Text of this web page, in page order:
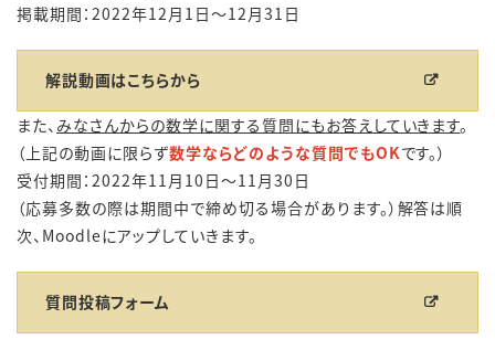
掲載期間：2022年12月1日～12月31日
解説動画はこちらから
また、 みなさんからの数学に関する質問にもお答えしていきます。
（上記の動画に限らず数学ならどのような質問でもOKです。）
受付期間：2022年11月10日～11月30日
（応募多数の際は期間中で締め切る場合があります。）解答は順
次、Moodleにアップしていきます。
質問投稿フォーム